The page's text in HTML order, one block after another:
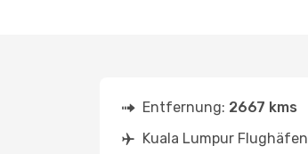
Entfernung: 2667 kms
Kuala Lumpur Flughäfen